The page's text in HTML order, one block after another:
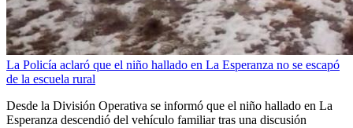
La Policía aclaró que el niño hallado en La Esperanza no se escapó
de la escuela rural
Desde la División Operativa se informó que el niño hallado en La
Esperanza descendió del vehículo familiar tras una discusión